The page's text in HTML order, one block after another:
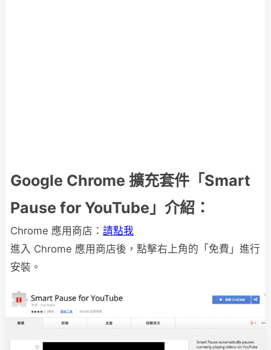
Google Chrome 擴充套件「Smart
Pause for YouTube」介紹：
Chrome 應用商店： 請點我
進入 Chrome 應用商店後，點擊右上角的「免費」進行
安裝。